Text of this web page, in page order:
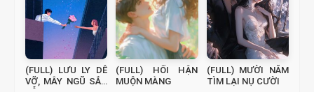
(FULL) LƯU LY DỄ
VỠ, MÂY NGŨ SẮC
(FULL) HỐI HẬN
MUỘN MÀNG
(FULL) MƯỜI NĂM
TÌM LẠI NỤ CƯỜI